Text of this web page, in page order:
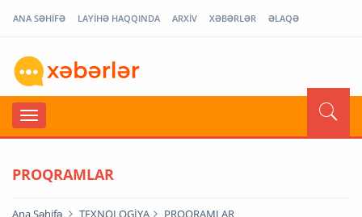
ANA SƏHİFƏ LAYİHƏ HAQQINDA ARXİV XƏBƏRLƏR ƏLAQƏ
PROQRAMLAR
Ana Səhifə TEXNOLOGİYA PROQRAMLAR